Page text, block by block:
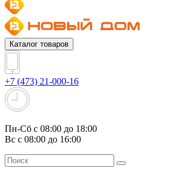
Каталог товаров
+7 (473) 21-000-16
Пн-Сб с 08:00 до 18:00
Вс с 08:00 до 16:00